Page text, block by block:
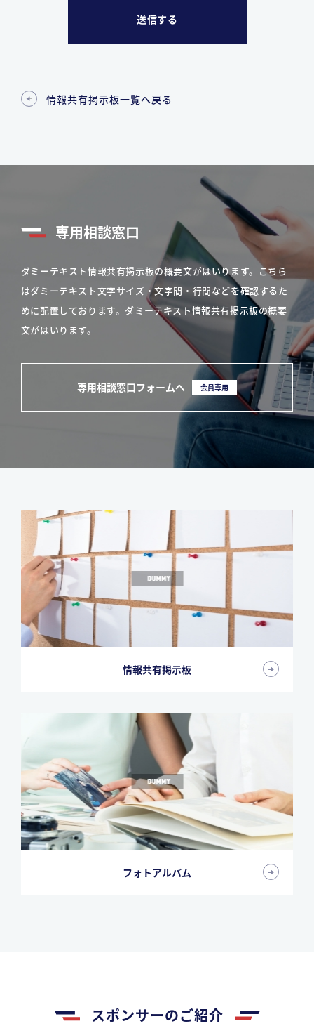
情報共有掲示板一覧へ戻る
専用相談窓口
ダミーテキスト情報共有掲示板の概要文がはいります。こちら
はダミーテキスト文字サイズ・文字間・行間などを確認するた
めに配置しております。ダミーテキスト情報共有掲示板の概要
文がはいります。
専用相談窓口フォームへ 会員専用
情報共有掲示板
フォトアルバム
スポンサーのご紹介